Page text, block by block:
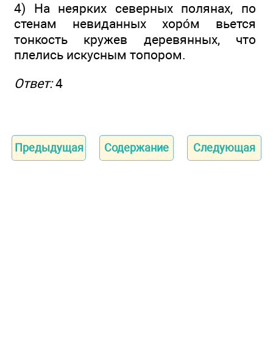
4) На неярких северных полянах, по
стенам невиданных хоро́м вьется
тонкость кружев деревянных, что
плелись искусным топором.
Ответ:4
Предыдущая Содержание Следующая